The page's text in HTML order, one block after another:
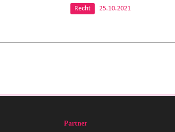
Recht 25.10.2021
Partner